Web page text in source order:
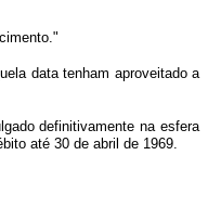
data tenham aproveitado a
definitivamente na esfera
até 30 de abril de 1969.